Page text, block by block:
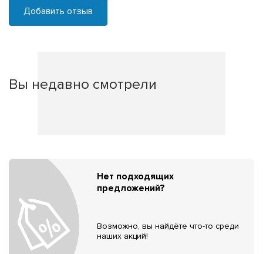
Добавить отзыв
Вы недавно смотрели
Нет подходящих
предложений?
Возможно, вы найдёте что-то среди
наших акций!